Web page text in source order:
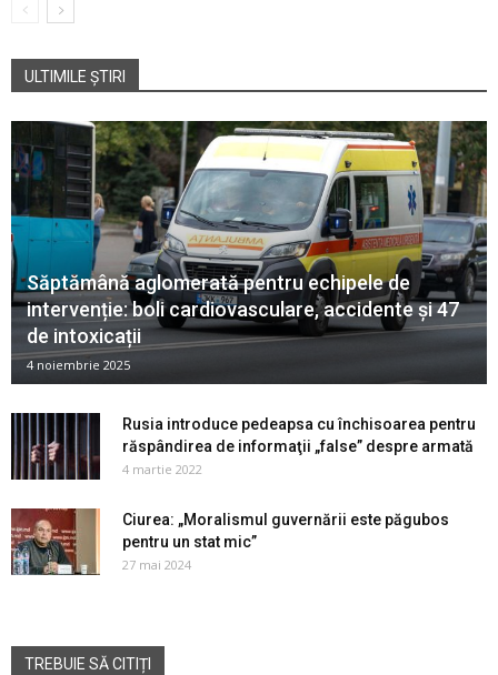
ULTIMILE ȘTIRI
Săptămână aglomerată pentru echipele de
intervenție: boli cardiovasculare, accidente și 47
de intoxicații
4 noiembrie 2025
Rusia introduce pedeapsa cu închisoarea pentru
răspândirea de informaţii „false” despre armată
4 martie 2022
Ciurea: „Moralismul guvernării este păgubos
pentru un stat mic”
27 mai 2024
TREBUIE SĂ CITIȚI